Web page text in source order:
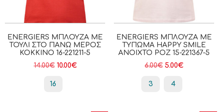
ENERGIERS ΜΠΛΟΎΖΑ ΜΕ
ΤΟΎΛΙ ΣΤΟ ΠΆΝΩ ΜΈΡΟΣ
ΚΌΚΚΙΝΟ 16-221211-5
14.00€ 10.00€
16
ENERGIERS ΜΠΛΟΎΖΑ ΜΕ
ΤΎΠΩΜΑ HAPPY SMILE
ΑΝΟΙΧΤΟ ΡΟΖ 15-221367-5
6.00€ 5.00€
3 4